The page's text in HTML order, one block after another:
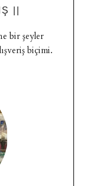
||
bir şeyler
biçimi.